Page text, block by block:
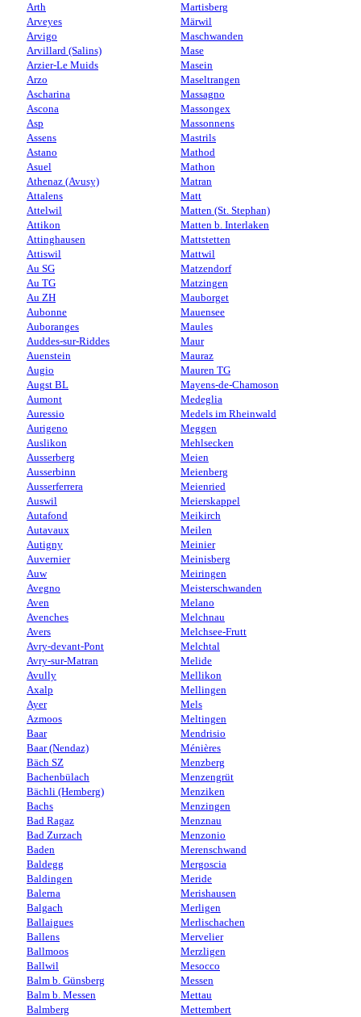
Arth
Arveyes
Arvigo
Arvillard (Salins)
Arzier-Le Muids
Arzo
Ascharina
Ascona
Asp
Assens
Astano
Asuel
Athenaz (Avusy)
Attalens
Attelwil
Attikon
Attinghausen
Attiswil
Au SG
Au TG
Au ZH
Aubonne
Auboranges
Auddes-sur-Riddes
Auenstein
Augio
Augst BL
Aumont
Auressio
Aurigeno
Auslikon
Ausserberg
Ausserbinn
Ausserferrera
Auswil
Autafond
Autavaux
Autigny
Auvernier
Auw
Avegno
Aven
Avenches
Avers
Avry-devant-Pont
Avry-sur-Matran
Avully
Axalp
Ayer
Azmoos
Baar
Baar (Nendaz)
Bäch SZ
Bachenbülach
Bächli (Hemberg)
Bachs
Bad Ragaz
Bad Zurzach
Baden
Baldegg
Baldingen
Balerna
Balgach
Ballaigues
Ballens
Ballmoos
Ballwil
Balm b. Günsberg
Balm b. Messen
Balmberg
Martisberg
Märwil
Maschwanden
Mase
Masein
Maseltrangen
Massagno
Massongex
Massonnens
Mastrils
Mathod
Mathon
Matran
Matt
Matten (St. Stephan)
Matten b. Interlaken
Mattstetten
Mattwil
Matzendorf
Matzingen
Mauborget
Mauensee
Maules
Maur
Mauraz
Mauren TG
Mayens-de-Chamoson
Medeglia
Medels im Rheinwald
Meggen
Mehlsecken
Meien
Meienberg
Meienried
Meierskappel
Meikirch
Meilen
Meinier
Meinisberg
Meiringen
Meisterschwanden
Melano
Melchnau
Melchsee-Frutt
Melchtal
Melide
Mellikon
Mellingen
Mels
Meltingen
Mendrisio
Ménières
Menzberg
Menzengrüt
Menziken
Menzingen
Menznau
Menzonio
Merenschwand
Mergoscia
Meride
Merishausen
Merligen
Merlischachen
Mervelier
Merzligen
Mesocco
Messen
Mettau
Mettembert